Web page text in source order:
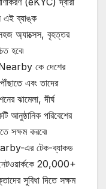
এই ব্যাঙ্ক
অ্যাক্সেস, বৃহত্তর
হবে৷
কে দেশের
এবং তাদের
ঝামেলা, দীর্ঘ
আনুষ্ঠানিক পরিবেশের
সক্ষম করবে৷
এর টেক-ব্যাকড
20,000+
সুবিধা দিতে সক্ষম